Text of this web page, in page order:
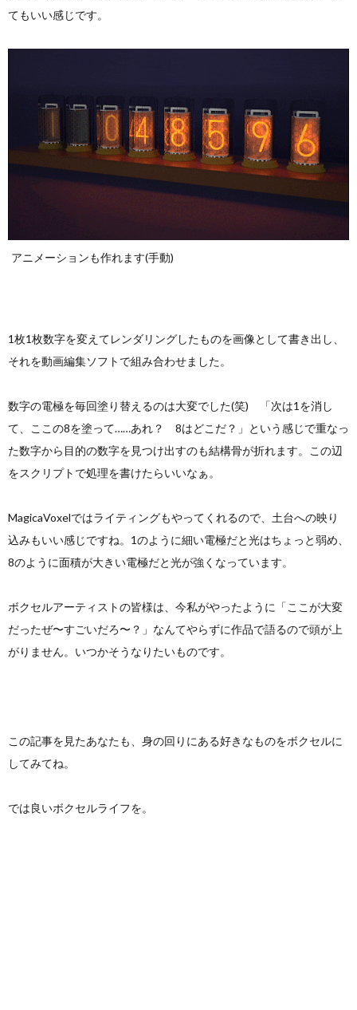
てもいい感じです。
アニメーションも作れます(手動)
1枚1枚数字を変えてレンダリングしたものを画像として書き出し、
それを動画編集ソフトで組み合わせました。
数字の電極を毎回塗り替えるのは大変でした(笑) 「次は1を消し
て、ここの8を塗って……あれ？ 8はどこだ？」という感じで重なっ
た数字から目的の数字を見つけ出すのも結構骨が折れます。この辺
をスクリプトで処理を書けたらいいなぁ。
MagicaVoxelではライティングもやってくれるので、土台への映り
込みもいい感じですね。1のように細い電極だと光はちょっと弱め、
8のように面積が大きい電極だと光が強くなっています。
ボクセルアーティストの皆様は、今私がやったように「ここが大変
だったぜ〜すごいだろ〜？」なんてやらずに作品で語るので頭が上
がりません。いつかそうなりたいものです。
この記事を見たあなたも、身の回りにある好きなものをボクセルに
してみてね。
では良いボクセルライフを。